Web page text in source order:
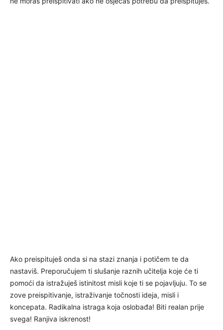
Ako preispituješ onda si na stazi znanja i potičem te da
nastaviš. Preporučujem ti slušanje raznih učitelja koje će ti
pomoći da istražuješ istinitost misli koje ti se pojavljuju. To se
zove preispitivanje, istraživanje točnosti ideja, misli i
koncepata. Radikalna istraga koja oslobađa! Biti realan prije
svega! Ranjiva iskrenost!